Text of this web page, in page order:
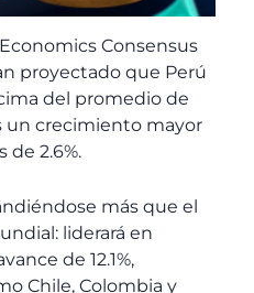
Consensus
proyectado que Perú
del promedio de
un crecimiento mayor
de 2.6%.
más que el
liderará en
de 12.1%,
Chile, Colombia y